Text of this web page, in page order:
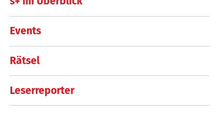
Events
Rätsel
Leserreporter